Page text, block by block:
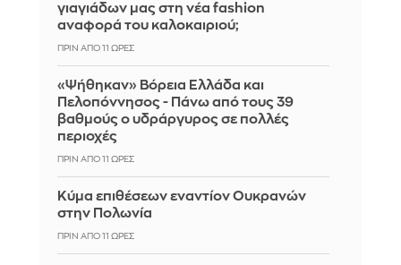
γιαγιάδων μας στη νέα fashion
αναφορά του καλοκαιριού;
ΠΡΙΝ ΑΠΌ 11 ΏΡΕΣ
«Ψήθηκαν» Βόρεια Ελλάδα και
Πελοπόννησος - Πάνω από τους 39
βαθμούς ο υδράργυρος σε πολλές
περιοχές
ΠΡΙΝ ΑΠΌ 11 ΏΡΕΣ
Κύμα επιθέσεων εναντίον Ουκρανών
στην Πολωνία
ΠΡΙΝ ΑΠΌ 11 ΏΡΕΣ